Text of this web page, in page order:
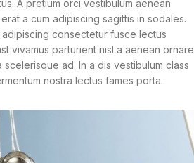
A pretium orci vestibulum aenean
a cum adipiscing sagittis in sodales.
adipiscing consectetur fusce lectus
vivamus parturient nisl a aenean ornare
scelerisque ad. In a dis vestibulum class
nostra lectus fames porta.